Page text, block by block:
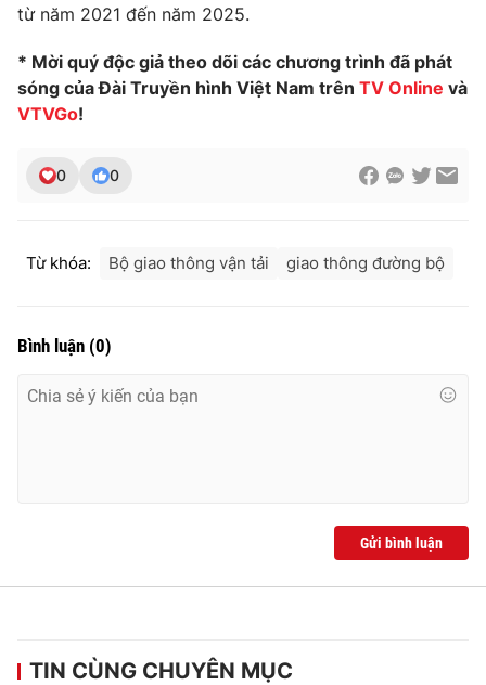
từ năm 2021 đến năm 2025.
* Mời quý độc giả theo dõi các chương trình đã phát
sóng của Đài Truyền hình Việt Nam trên TV Online và
VTVGo!
0 0
Từ khóa: Bộ giao thông vận tải giao thông đường bộ
Bình luận (0)
Gửi bình luận
TIN CÙNG CHUYÊN MỤC